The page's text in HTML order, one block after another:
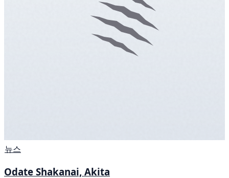
뉴스
Odate Shakanai, Akita